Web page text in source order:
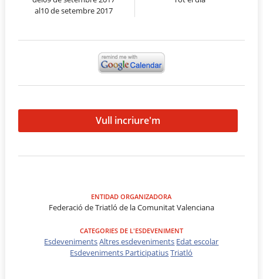
al10 de setembre 2017
Vull incriure'm
ENTIDAD ORGANIZADORA
Federació de Triatló de la Comunitat Valenciana
CATEGORIES DE L'ESDEVENIMENT
EsdevenimentsAltres esdeveniments Edat escolar
Esdeveniments ParticipatiusTriatló